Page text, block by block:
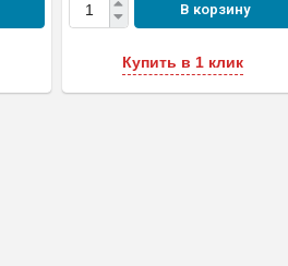
В корзину
Купить в 1 клик